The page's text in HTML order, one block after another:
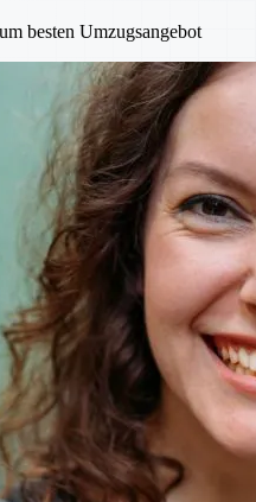
besten Umzugsangebot